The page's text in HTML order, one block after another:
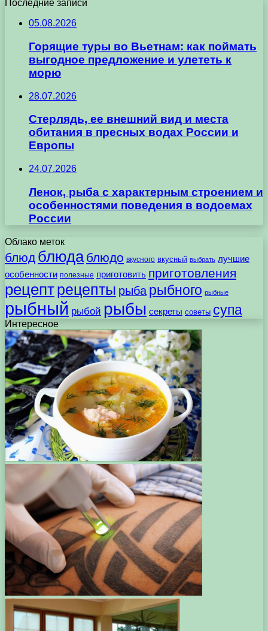
Последние записи
05.08.2026
Горящие туры во Вьетнам: как поймать
выгодное предложение и улететь к
морю
28.07.2026
Стерлядь, ее внешний вид и места
обитания в пресных водах России и
Европы
24.07.2026
Ленок, рыба с характерным строением и
особенностями поведения в водоемах
России
Облако меток
блюд блюда блюдо вкусного вкусный выбрать лучшие
особенности полезные приготовить приготовления
рецептрецепты рыба рыбного рыбные
рыбный рыбой рыбы секреты советы супа
Интересное